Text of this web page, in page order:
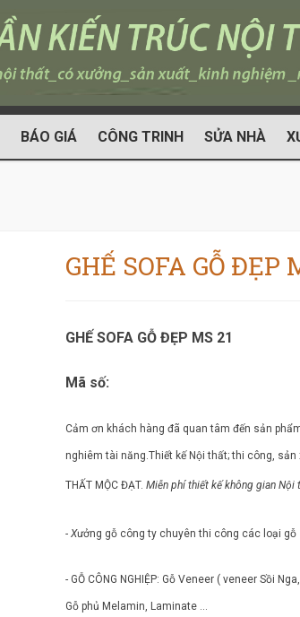
BÁO GIÁ CÔNG TRINH SỬA NHÀ
GHẾ SOFA GỖ ĐẸP
GHẾ SOFA GỖ ĐẸP MS 21
Mã số:
Cảm ơn khách hàng đã quan tâm đến sản
nghiêm tài năng.Thiết kế Nội thất; thi công,
THẤT MỘC ĐẠT. Miễn phí thiết kế không gian Nội
- Xưởng gỗ công ty chuyên thi công các loại gỗ
- GỖ CÔNG NGHIỆP: Gỗ Veneer ( veneer Sồi
Gỗ phủ Melamin, Laminate ...